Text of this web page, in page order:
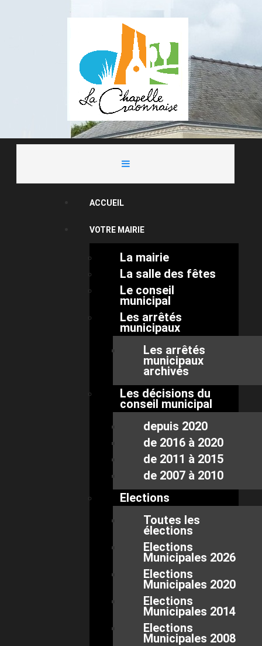
ACCUEIL
VOTRE MAIRIE
La mairie
La salle des fêtes
Le conseil
municipal
Les arrêtés
municipaux
Les arrêtés
municipaux
archivés
Les décisions du
conseil municipal
depuis 2020
de 2016 à 2020
de 2011 à 2015
de 2007 à 2010
Elections
Toutes les
élections
Elections
Municipales 2026
Elections
Municipales 2020
Elections
Municipales 2014
Elections
Municipales 2008